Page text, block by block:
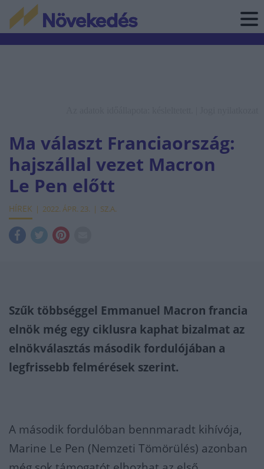
Ma választ Franciaország:
hajszállal vezet Macron
Le Pen előtt
HÍREK 2022. ÁPR. 23. SZ.A.
Szűk többséggel Emmanuel Macron francia
elnök még egy ciklusra kaphat bizalmat az
elnökválasztás második fordulójában a
legfrissebb felmérések szerint.
A második fordulóban bennmaradt kihívója,
Marine Le Pen (Nemzeti Tömörülés) azonban